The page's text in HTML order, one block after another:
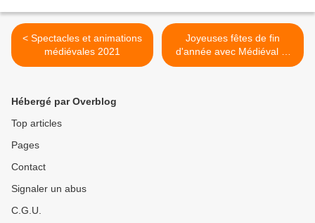
< Spectacles et animations
médiévales 2021
Joyeuses fêtes de fin
d'année avec Médiéval et
Moyen Age >
Hébergé par Overblog
Top articles
Pages
Contact
Signaler un abus
C.G.U.